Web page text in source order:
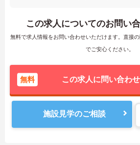
この求人についてのお問い
無料で求人情報をお問い合わせいただけます。直接
でご安心ください。
無料 この求人に問い合わ
施設見学のご相談